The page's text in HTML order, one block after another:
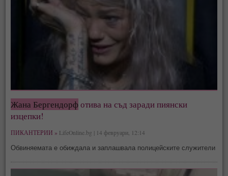
Жана Бергендорфотива на съд заради пиянски
изцепки!
ПИКАНТЕРИИ » LifeOnline.bg | 14 февруари, 12:14
Обвиняемата е обиждала и заплашвала полицейските служители